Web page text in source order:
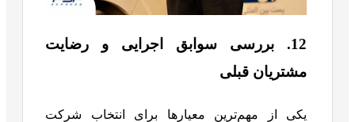
12. بررسی سوابق اجرایی و رضایت
مشتریان قبلی
یکی از مهم‌ترین معیارها برای انتخاب شرکت